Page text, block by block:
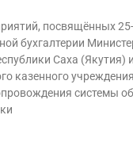
посвящённых
бухгалтерии
Саха (Якутия)
казенного
системы